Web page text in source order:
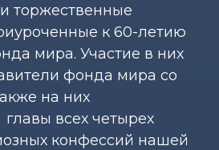
торжественные
к 60-летию
мира. Участие в них
фонда мира со
на них
всех четырех
конфессий нашей